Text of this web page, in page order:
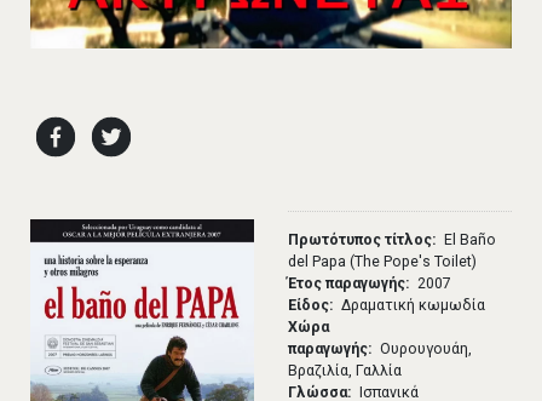
Πρωτότυπος τίτλος
El Baño
del Papa (The Pope's Toilet)
Έτος παραγωγής
2007
Είδος
Δραματική κωμωδία
Χώρα
παραγωγής
Ουρουγουάη,
Βραζιλία, Γαλλία
Γλώσσα
Ισπανικά